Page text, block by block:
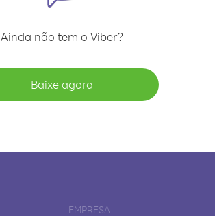
Ainda não tem o Viber?
Baixe agora
EMPRESA